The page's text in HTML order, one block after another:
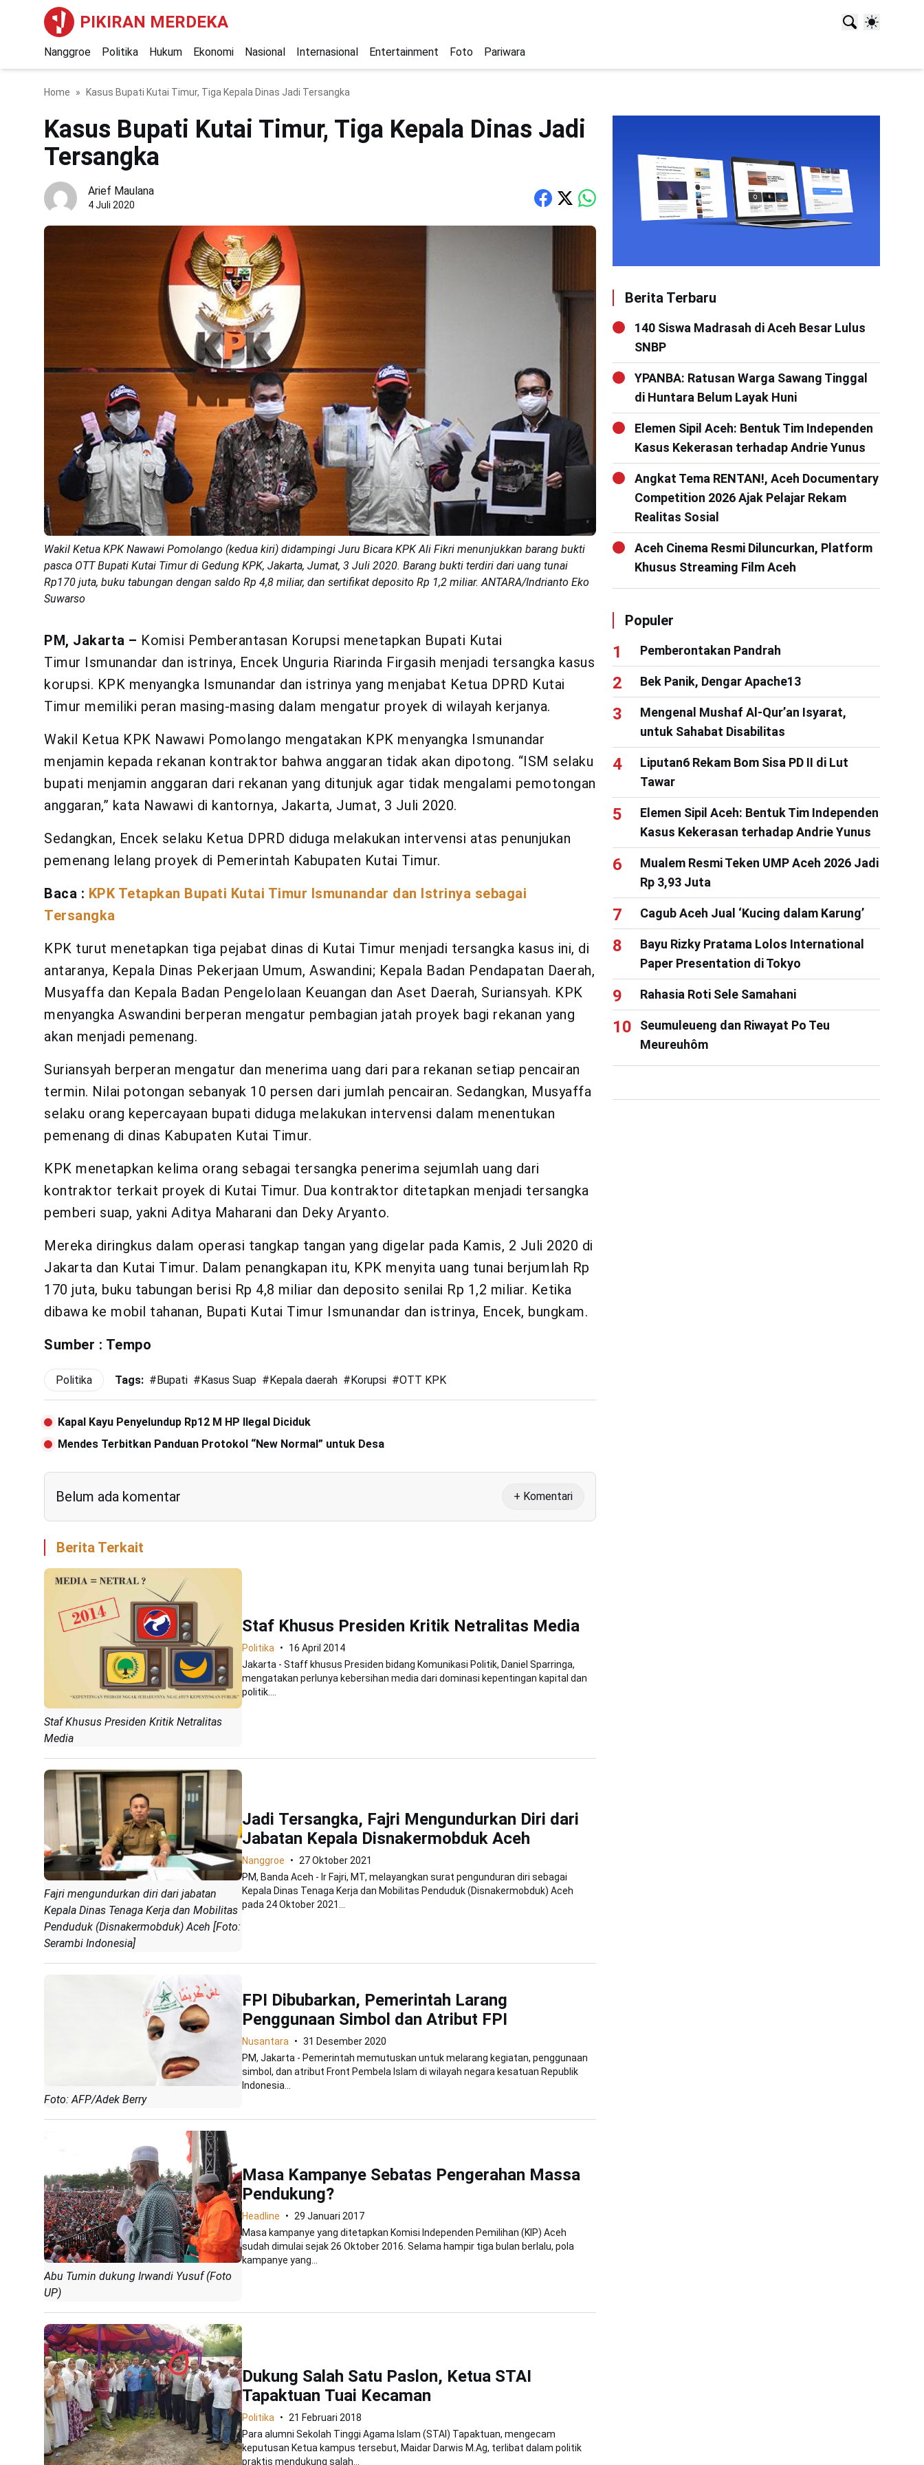
PIKIRAN MERDEKA
Nanggroe Politika Hukum Ekonomi Nasional Internasional Entertainment Foto Pariwara
Home Kasus Bupati Kutai Timur, Tiga Kepala Dinas Jadi Tersangka
Kasus Bupati Kutai Timur, Tiga Kepala Dinas Jadi
Tersangka
Arief Maulana
4 Juli 2020
Wakil Ketua KPK Nawawi Pomolango (kedua kiri) didampingi Juru Bicara KPK Ali Fikri menunjukkan barang bukti
pasca OTT Bupati Kutai Timur di Gedung KPK, Jakarta, Jumat, 3 Juli 2020. Barang bukti terdiri dari uang tunai
Rp170 juta, buku tabungan dengan saldo Rp 4,8 miliar, dan sertifikat deposito Rp 1,2 miliar. ANTARA/Indrianto Eko
Suwarso
PM, Jakarta – Komisi Pemberantasan Korupsi menetapkan Bupati Kutai
Timur Ismunandar dan istrinya, Encek Unguria Riarinda Firgasih menjadi tersangka kasus
korupsi. KPK menyangka Ismunandar dan istrinya yang menjabat Ketua DPRD Kutai
Timur memiliki peran masing-masing dalam mengatur proyek di wilayah kerjanya.
Wakil Ketua KPK Nawawi Pomolango mengatakan KPK menyangka Ismunandar
menjamin kepada rekanan kontraktor bahwa anggaran tidak akan dipotong. “ISM selaku
bupati menjamin anggaran dari rekanan yang ditunjuk agar tidak mengalami pemotongan
anggaran,” kata Nawawi di kantornya, Jakarta, Jumat, 3 Juli 2020.
Sedangkan, Encek selaku Ketua DPRD diduga melakukan intervensi atas penunjukan
pemenang lelang proyek di Pemerintah Kabupaten Kutai Timur.
Baca : KPK Tetapkan Bupati Kutai Timur Ismunandar dan Istrinya sebagai
Tersangka
KPK turut menetapkan tiga pejabat dinas di Kutai Timur menjadi tersangka kasus ini, di
antaranya, Kepala Dinas Pekerjaan Umum, Aswandini; Kepala Badan Pendapatan Daerah,
Musyaffa dan Kepala Badan Pengelolaan Keuangan dan Aset Daerah, Suriansyah. KPK
menyangka Aswandini berperan mengatur pembagian jatah proyek bagi rekanan yang
akan menjadi pemenang.
Suriansyah berperan mengatur dan menerima uang dari para rekanan setiap pencairan
termin. Nilai potongan sebanyak 10 persen dari jumlah pencairan. Sedangkan, Musyaffa
selaku orang kepercayaan bupati diduga melakukan intervensi dalam menentukan
pemenang di dinas Kabupaten Kutai Timur.
KPK menetapkan kelima orang sebagai tersangka penerima sejumlah uang dari
kontraktor terkait proyek di Kutai Timur. Dua kontraktor ditetapkan menjadi tersangka
pemberi suap, yakni Aditya Maharani dan Deky Aryanto.
Mereka diringkus dalam operasi tangkap tangan yang digelar pada Kamis, 2 Juli 2020 di
Jakarta dan Kutai Timur. Dalam penangkapan itu, KPK menyita uang tunai berjumlah Rp
170 juta, buku tabungan berisi Rp 4,8 miliar dan deposito senilai Rp 1,2 miliar. Ketika
dibawa ke mobil tahanan, Bupati Kutai Timur Ismunandar dan istrinya, Encek, bungkam.
Sumber : Tempo
Politika Tags: # Bupati # Kasus Suap # Kepala daerah # Korupsi #OTT KPK
Kapal Kayu Penyelundup Rp12 M HP Ilegal Diciduk
Mendes Terbitkan Panduan Protokol “New Normal” untuk Desa
Belum ada komentar + Komentari
Berita Terkait
Staf Khusus Presiden Kritik Netralitas
Media
Staf Khusus Presiden Kritik Netralitas Media
Politika
16 April 2014
Jakarta - Staff khusus Presiden bidang Komunikasi Politik, Daniel Sparringa,
mengatakan perlunya kebersihan media dari dominasi kepentingan kapital dan
politik....
Fajri mengundurkan diri dari jabatan
Kepala Dinas Tenaga Kerja dan Mobilitas
Penduduk (Disnakermobduk) Aceh [Foto:
Serambi Indonesia]
Jadi Tersangka, Fajri Mengundurkan Diri dari
Jabatan Kepala Disnakermobduk Aceh
Nanggroe
27 Oktober 2021
PM, Banda Aceh - Ir Fajri, MT, melayangkan surat pengunduran diri sebagai
Kepala Dinas Tenaga Kerja dan Mobilitas Penduduk (Disnakermobduk) Aceh
pada 24 Oktober 2021...
Foto: AFP/Adek Berry
FPI Dibubarkan, Pemerintah Larang
Penggunaan Simbol dan Atribut FPI
Nusantara
31 Desember 2020
PM, Jakarta - Pemerintah memutuskan untuk melarang kegiatan, penggunaan
simbol, dan atribut Front Pembela Islam di wilayah negara kesatuan Republik
Indonesia...
Abu Tumin dukung Irwandi Yusuf (Foto
UP)
Masa Kampanye Sebatas Pengerahan Massa
Pendukung?
Headline
29 Januari 2017
Masa kampanye yang ditetapkan Komisi Independen Pemilihan (KIP) Aceh
sudah dimulai sejak 26 Oktober 2016. Selama hampir tiga bulan berlalu, pola
kampanye yang...
Dukung Salah Satu Paslon, Ketua STAI
Tapaktuan Tuai Kecaman
Politika
21 Februari 2018
Para alumni Sekolah Tinggi Agama Islam (STAI) Tapaktuan, mengecam
keputusan Ketua kampus tersebut, Maidar Darwis M.Ag, terlibat dalam politik
praktis mendukung salah...
Berita Terbaru
140 Siswa Madrasah di Aceh Besar Lulus
SNBP
YPANBA: Ratusan Warga Sawang Tinggal
di Huntara Belum Layak Huni
Elemen Sipil Aceh: Bentuk Tim Independen
Kasus Kekerasan terhadap Andrie Yunus
Angkat Tema RENTAN!, Aceh Documentary
Competition 2026 Ajak Pelajar Rekam
Realitas Sosial
Aceh Cinema Resmi Diluncurkan, Platform
Khusus Streaming Film Aceh
Populer
Pemberontakan Pandrah
Bek Panik, Dengar Apache13
Mengenal Mushaf Al-Qur’an Isyarat,
untuk Sahabat Disabilitas
Liputan6 Rekam Bom Sisa PD II di Lut
Tawar
Elemen Sipil Aceh: Bentuk Tim Independen
Kasus Kekerasan terhadap Andrie Yunus
Mualem Resmi Teken UMP Aceh 2026 Jadi
Rp 3,93 Juta
Cagub Aceh Jual ‘Kucing dalam Karung’
Bayu Rizky Pratama Lolos International
Paper Presentation di Tokyo
Rahasia Roti Sele Samahani
Seumuleueng dan Riwayat Po Teu
Meureuhôm